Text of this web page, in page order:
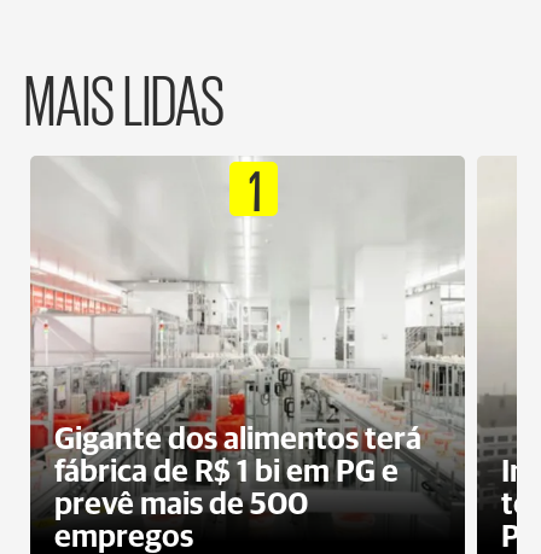
MAIS LIDAS
1
Gigante dos alimentos terá
fábrica de R$ 1 bi em PG e
prevê mais de 500
empregos